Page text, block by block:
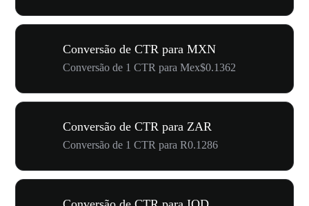
Conversão de CTR para MXN
Conversão de 1 CTR para Mex$0.1362
Conversão de CTR para ZAR
Conversão de 1 CTR para R0.1286